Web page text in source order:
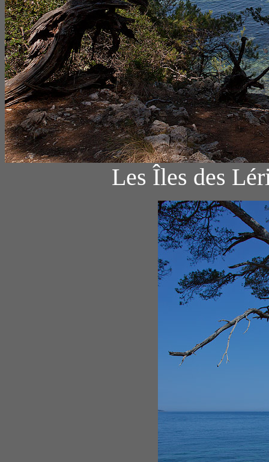
Les Îles des